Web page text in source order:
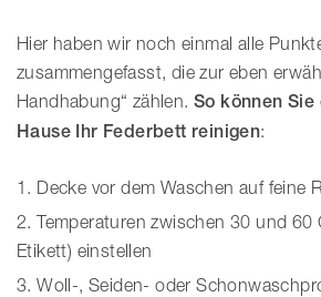
Hier haben wir noch einmal alle
zusammengefasst, die zur eben
Handhabung“ zählen. So können
Hause Ihr Federbett reinigen:
Decke vor dem Waschen auf feine
Temperaturen zwischen 30 und 60
Etikett) einstellen
Woll-, Seiden- oder